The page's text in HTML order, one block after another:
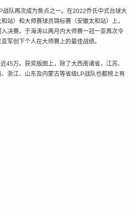
战队再次成为焦点之一。在2022乔氏中式台球大
站）和大师赛球员锦标赛（安徽太和站）上，
决赛。于海涛以两月内大师赛一冠一亚再次令
军创下个人在大师赛上的最佳战绩。
45万。获奖版图上，除了大西南诸省，江苏、
浙江、山东及内蒙古等省级LP战队也都榜上有